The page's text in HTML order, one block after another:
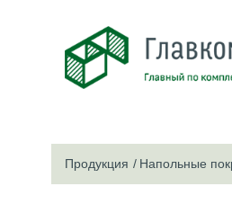
Продукция Напольные